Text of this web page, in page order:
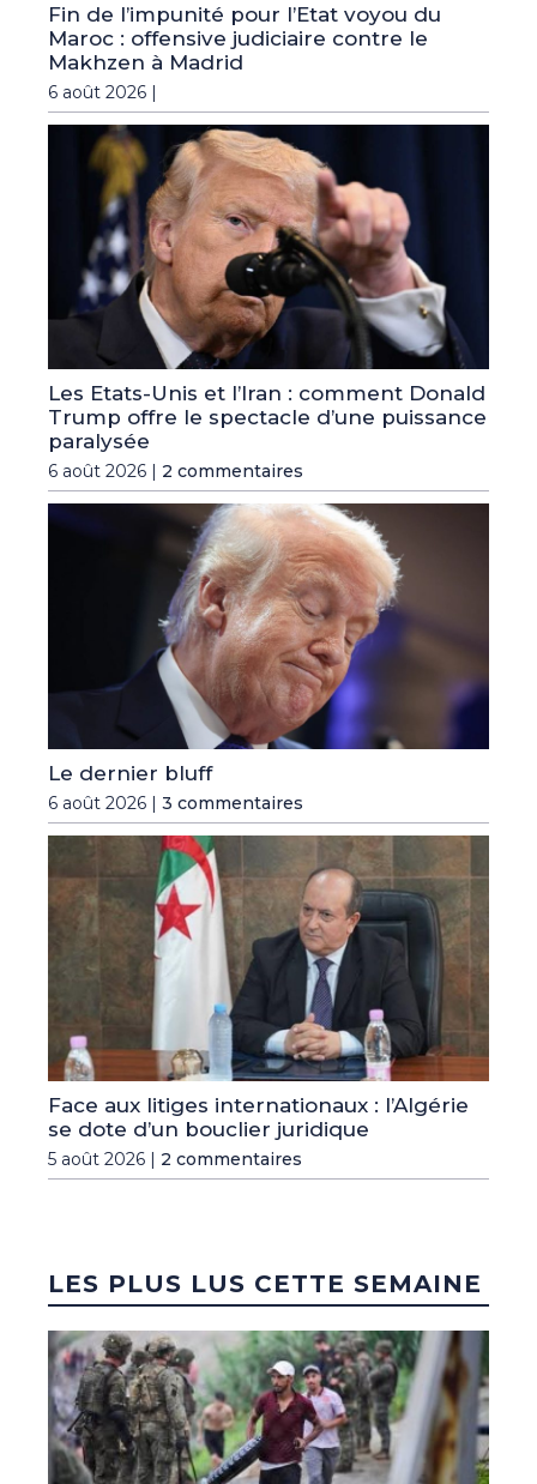
Fin de l’impunité pour l’Etat voyou du
Maroc : offensive judiciaire contre le
Makhzen à Madrid
6 août 2026 |
Les Etats-Unis et l’Iran : comment Donald
Trump offre le spectacle d’une puissance
paralysée
6 août 2026 | 2 commentaires
Le dernier bluff
6 août 2026 | 3 commentaires
Face aux litiges internationaux : l’Algérie
se dote d’un bouclier juridique
5 août 2026 | 2 commentaires
LES PLUS LUS CETTE SEMAINE